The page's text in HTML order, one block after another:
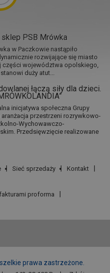
PSB Mrówka
w Paczkowie nastąpiło
rozwijające się miasto
części województwa opolskiego,
duży atut...
łączą siły dla dzieci.
inicjatywa społeczna Grupy
przestrzeni rozrywkowo-
Wychowawczo-
Przedsięwzięcie realizowane
Sieć sprzedaży
Kontakt
proforma
prawa zastrzeżone.